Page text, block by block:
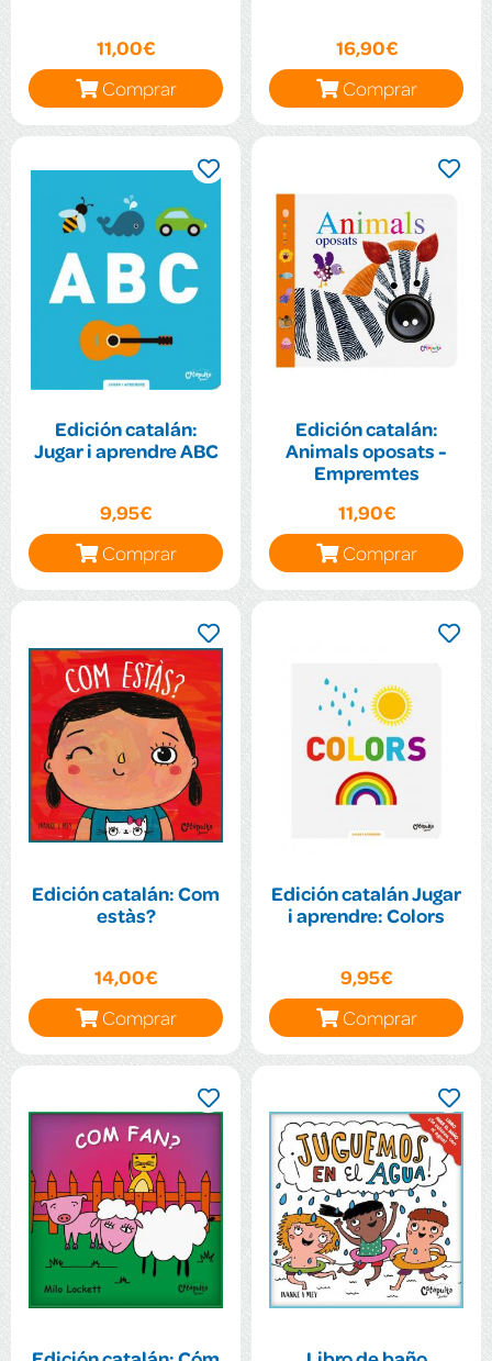
11,00€
Comprar
16,90€
Comprar
Edición catalán:
Jugar i aprendre ABC
9,95€
Comprar
Edición catalán:
Animals oposats -
Empremtes
11,90€
Comprar
Edición catalán: Com
estàs?
14,00€
Comprar
Edición catalán Jugar
i aprendre: Colors
9,95€
Comprar